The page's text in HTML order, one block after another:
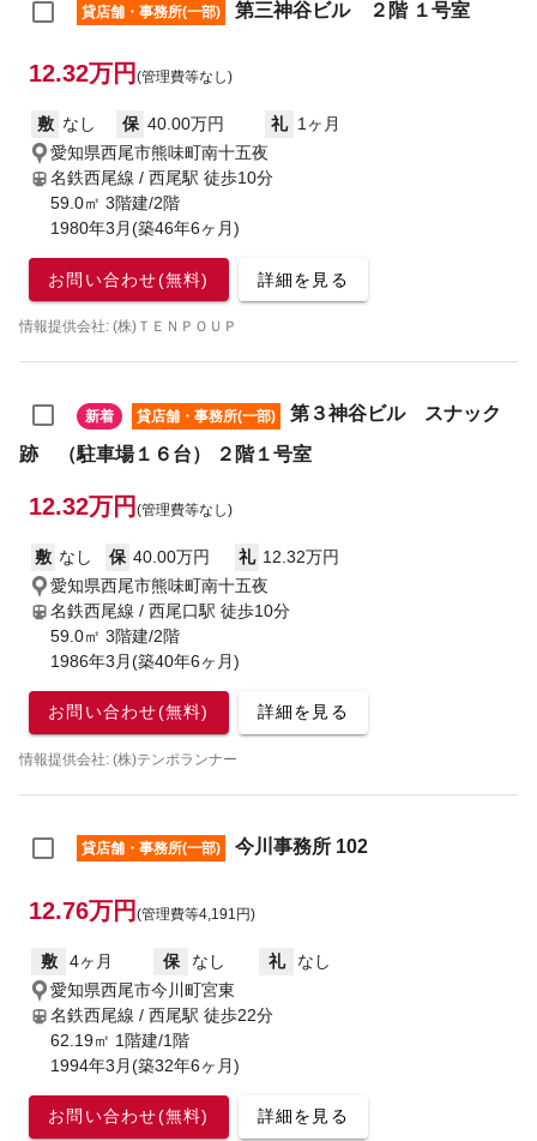
貸店舗・事務所(一部) 第三神谷ビル ２階 １号室
12.32万円 (管理費等なし)
敷 なし 保 40.00万円 礼 1ヶ月
愛知県西尾市熊味町南十五夜
名鉄西尾線 / 西尾駅 徒歩10分
59.0㎡ 3階建/2階
1980年3月(築46年6ヶ月)
お問い合わせ(無料) 詳細を見る
情報提供会社: (株)ＴＥＮＰＯＵＰ
新着 貸店舗・事務所(一部)
第３神谷ビル スナック
跡 （駐車場１６台） ２階１号室
12.32万円 (管理費等なし)
敷 なし 保 40.00万円 礼 12.32万円
愛知県西尾市熊味町南十五夜
名鉄西尾線 / 西尾口駅 徒歩10分
59.0㎡ 3階建/2階
1986年3月(築40年6ヶ月)
お問い合わせ(無料) 詳細を見る
情報提供会社: (株)テンポランナー
貸店舗・事務所(一部) 今川事務所 102
12.76万円 (管理費等4,191円)
敷 4ヶ月 保 なし 礼
なし
愛知県西尾市今川町宮東
名鉄西尾線 / 西尾駅 徒歩22分
62.19㎡ 1階建/1階
1994年3月(築32年6ヶ月)
お問い合わせ(無料) 詳細を見る